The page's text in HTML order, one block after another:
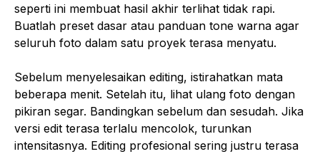
seperti ini membuat hasil akhir terlihat tidak rapi.
Buatlah preset dasar atau panduan tone warna agar
seluruh foto dalam satu proyek terasa menyatu.
Sebelum menyelesaikan editing, istirahatkan mata
beberapa menit. Setelah itu, lihat ulang foto dengan
pikiran segar. Bandingkan sebelum dan sesudah. Jika
versi edit terasa terlalu mencolok, turunkan
intensitasnya. Editing profesional sering justru terasa